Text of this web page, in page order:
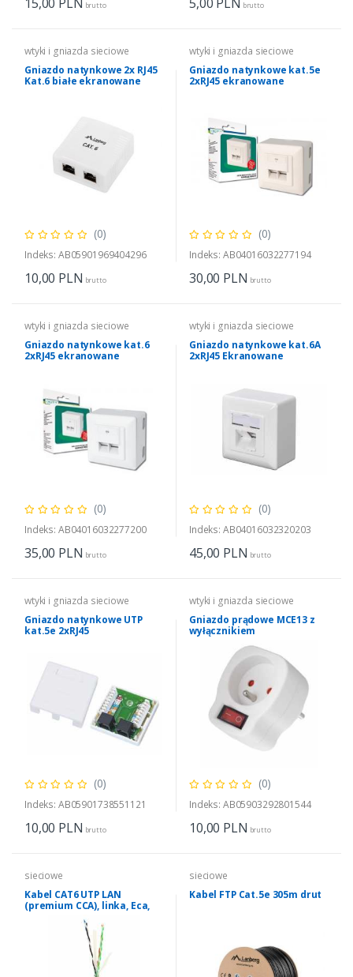
brutto brutto
wtyki i gniazda sieciowe
Gniazdo natynkowe 2x RJ45
Kat.6 białe ekranowane
(0)
Indeks: AB05901969404296
10,00 PLN brutto
wtyki i gniazda sieciowe
Gniazdo natynkowe kat.5e
2xRJ45 ekranowane
(0)
Indeks: AB04016032277194
30,00 PLN brutto
wtyki i gniazda sieciowe
Gniazdo natynkowe kat.6
2xRJ45 ekranowane
(0)
Indeks: AB04016032277200
35,00 PLN brutto
wtyki i gniazda sieciowe
Gniazdo natynkowe kat.6A
2xRJ45 Ekranowane
(0)
Indeks: AB04016032320203
45,00 PLN brutto
wtyki i gniazda sieciowe
Gniazdo natynkowe UTP
kat.5e 2xRJ45
(0)
Indeks: AB05901738551121
10,00 PLN brutto
wtyki i gniazda sieciowe
Gniazdo prądowe MCE13 z
wyłącznikiem
(0)
Indeks: AB05903292801544
10,00 PLN brutto
sieciowe
Kabel CAT6 UTP LAN
(premium CCA), linka, Eca,
sieciowe
Kabel FTP Cat.5e 305m drut